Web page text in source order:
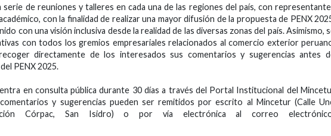
de reuniones y talleres en cada una de las regiones del país, con
con la finalidad de realizar una mayor difusión de la propuesta de PENX
con una visión inclusiva desde la realidad de las diversas zonas del país. Asimismo,
con todos los gremios empresariales relacionados al comercio exterior
directamente de los interesados sus comentarios y sugerencias antes
PENX 2025.
en consulta pública durante 30 días a través del Portal Institucional del
comentarios y sugerencias pueden ser remitidos por escrito al Mincetur (Calle
Córpac, San Isidro) o por vía electrónica al correo